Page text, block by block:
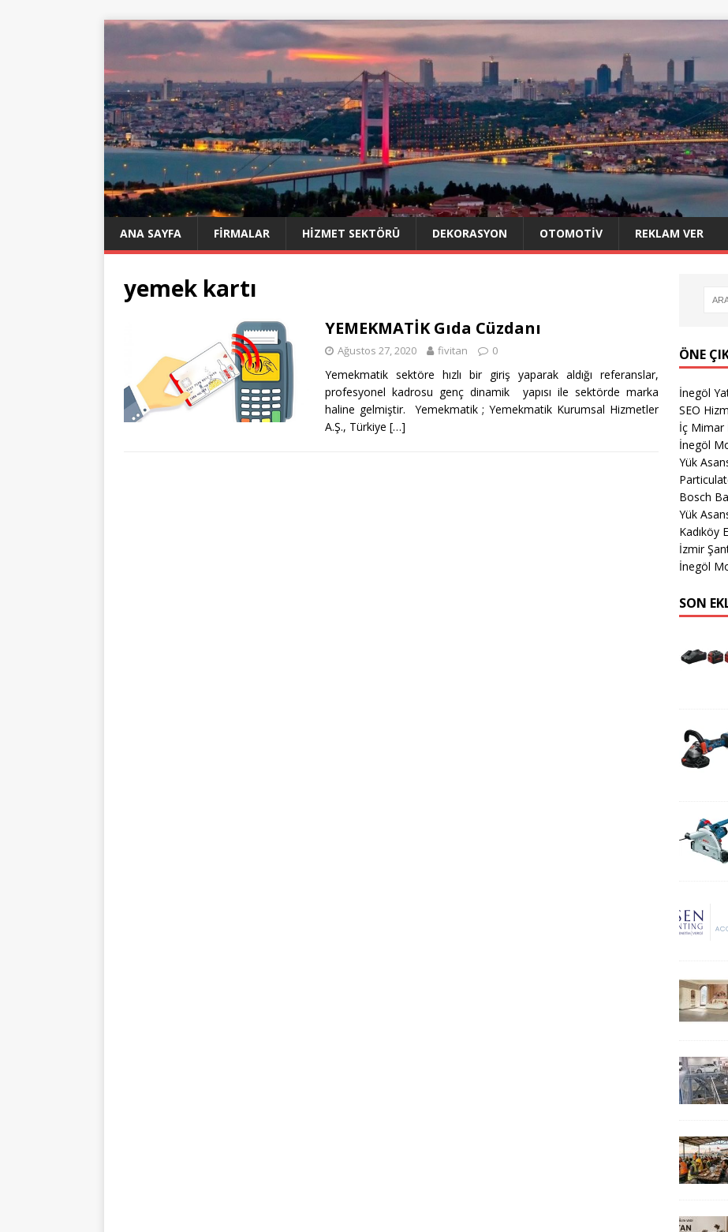
ANA SAYFA FIRMALAR HIZMET SEKTÖRÜ DEKORASYON OTOMOTIV REKLAM VER
yemek kartı
YEMEKMATİK Gıda Cüzdanı
Ağustos 27, 2020 fivitan 0
Yemekmatik sektöre hızlı bir giriş yaparak aldığı referanslar,
profesyonel kadrosu genç dinamik yapısı ile sektörde marka
haline gelmiştir. Yemekmatik ; Yemekmatik Kurumsal Hizmetler
A.Ş., Türkiye […]
ÖNE
İnegöl
SEO
İç Mimar
İnegöl
Yük
Bosch
Yük
Kadıköy
İzmir
İnegöl
SON